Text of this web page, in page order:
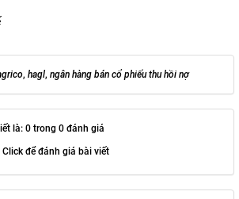
, hagl, ngân hàng bán cổ phiếu thu hồi nợ
là: 0 trong 0 đánh giá
Click để đánh giá bài viết